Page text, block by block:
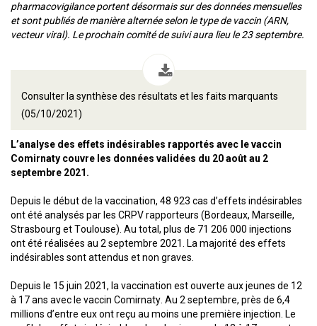
pharmacovigilance portent désormais sur des données mensuelles
et sont publiés de manière alternée selon le type de vaccin (ARN,
vecteur viral). Le prochain comité de suivi aura lieu le 23 septembre.
Consulter la synthèse des résultats et les faits marquants
(05/10/2021)
L’analyse des effets indésirables rapportés avec le vaccin
Comirnaty couvre les données validées du 20 août au 2
septembre 2021.
Depuis le début de la vaccination, 48 923 cas d’effets indésirables
ont été analysés par les CRPV rapporteurs (Bordeaux, Marseille,
Strasbourg et Toulouse). Au total, plus de 71 206 000 injections
ont été réalisées au 2 septembre 2021. La majorité des effets
indésirables sont attendus et non graves.
Depuis le 15 juin 2021, la vaccination est ouverte aux jeunes de 12
à 17 ans avec le vaccin Comirnaty. Au 2 septembre, près de 6,4
millions d’entre eux ont reçu au moins une première injection. Le